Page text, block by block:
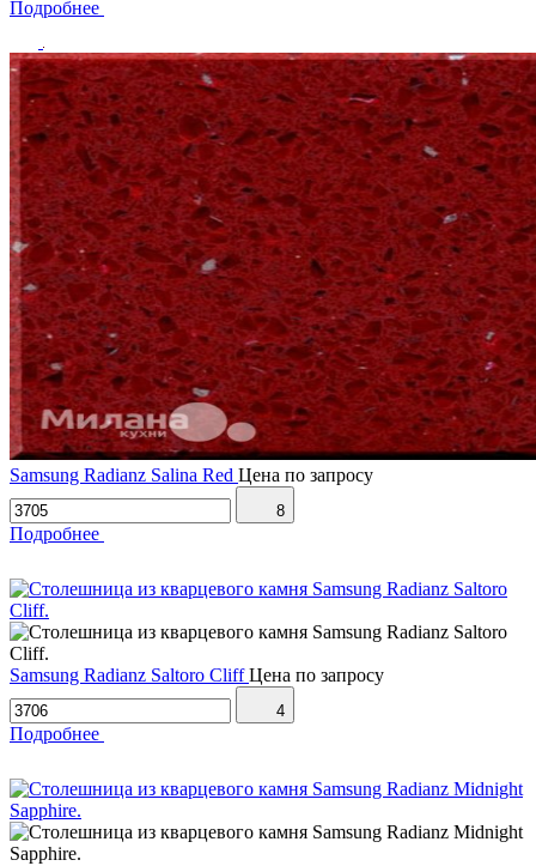
Подробнее
Samsung Radianz Salina Red Цена по запросу
8
Подробнее
Samsung Radianz Saltoro CliffЦена по запросу
4
Подробнее